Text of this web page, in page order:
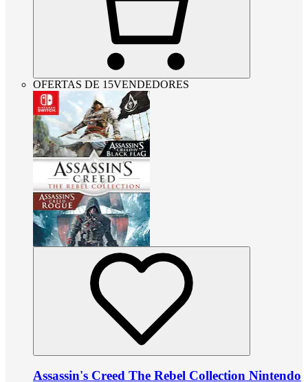
OFERTAS DE 15VENDEDORES
Assassin's Creed The Rebel Collection Nintendo